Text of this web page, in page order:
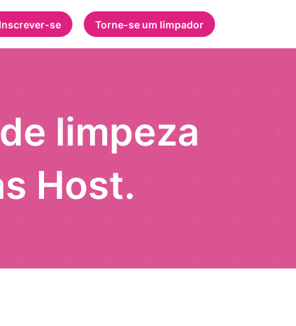
Inscrever-se Torne-se um limpador
limpeza
Host.